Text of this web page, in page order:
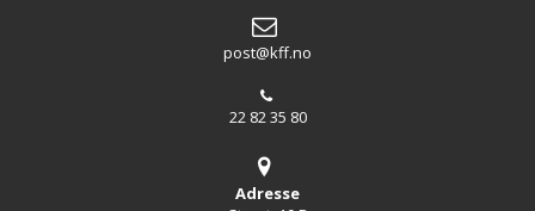
post@kff.no
22 82 35 80
Adresse